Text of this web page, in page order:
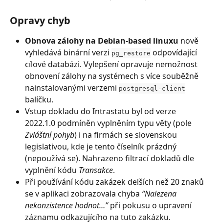
Opravy chyb
Obnova zálohy na Debian-based linuxu nově
vyhledává binární verzi pg_restore odpovídající
cílové databázi. Vylepšení opravuje nemožnost
obnovení zálohy na systémech s více souběžně
nainstalovanými verzemi postgresql-client
balíčku.
Vstup dokladu do Intrastatu byl od verze
2022.1.0 podmíněn vyplněním typu věty (pole
Zvláštní pohyb) i na firmách se slovenskou
legislativou, kde je tento číselník prázdný
(nepoužívá se). Nahrazeno filtrací dokladů dle
vyplnění kódu Transakce.
Při používání kódu zakázek delších než 20 znaků
se v aplikaci zobrazovala chyba “Nalezena
nekonzistence hodnot…” při pokusu o upravení
záznamu odkazujícího na tuto zakázku.